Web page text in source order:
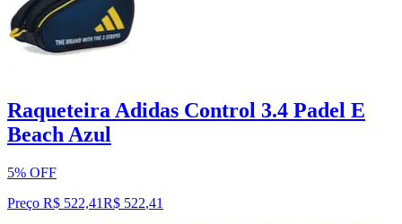
Raqueteira Adidas Control 3.4 Padel E
Beach Azul
5% OFF
Preço R$ 522,41R$ 522,41